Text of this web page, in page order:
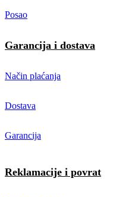
Posao
Garancija i dostava
Način plaćanja
Dostava
Garancija
Reklamacije i povrat